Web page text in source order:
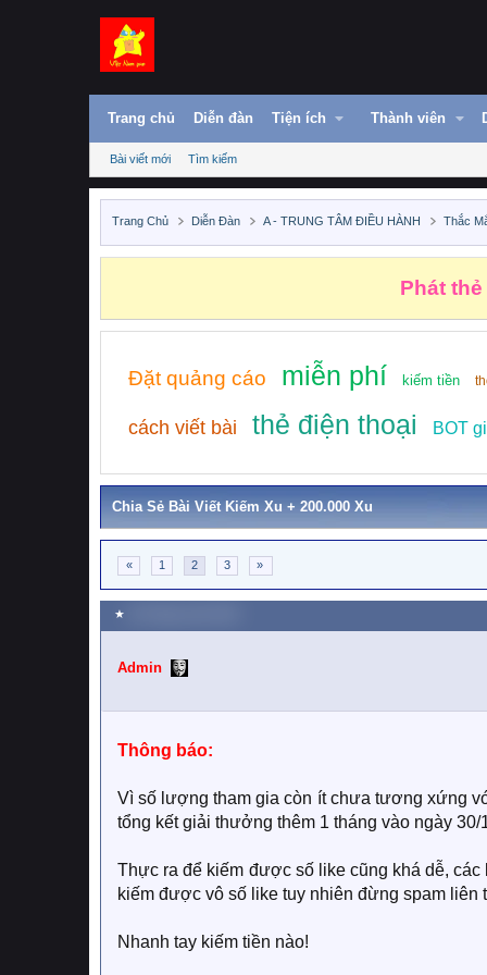
Trang chủ Diễn đàn Tiện ích Thành viên
Bài viết mới Tìm kiếm
Trang Chủ Diễn Đàn A - TRUNG TÂM ĐIỀU HÀNH Thắc
Phát
Đặt quảng cáo miễn phí kiếm tiền
cách viết bài thẻ điện thoại BOT
Chia Sẻ Bài Viết Kiếm Xu + 200.000 Xu
« 1 2 3 »
★
Admin
Thông báo:
Vì số lượng tham gia còn ít chưa tương xứng
tổng kết giải thưởng thêm 1 tháng vào ngày
Thực ra để kiếm được số like cũng khá dễ,
kiếm được vô số like tuy nhiên đừng spam liên
Nhanh tay kiếm tiền nào!